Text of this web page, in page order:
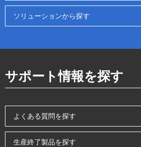
ソリューションから探す
サポート情報を探す
よくある質問を探す
生産終了製品を探す